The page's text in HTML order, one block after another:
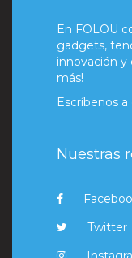
En FOLOU
gadgets,
innovación y
más!
Escríbenos a
Nuestras
Twitter